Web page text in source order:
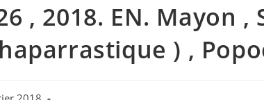
, 2018. EN. Mayon ,
) ,